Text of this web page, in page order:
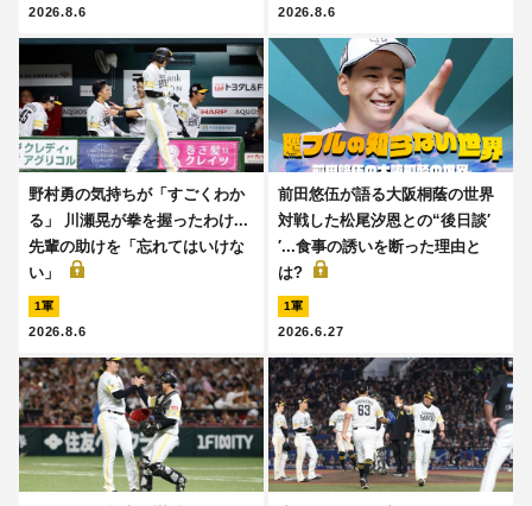
2026.8.6 2026.8.6
野村勇の気持ちが「すごくわか
る」 川瀬晃が拳を握ったわけ...
先輩の助けを「忘れてはいけな
い」
1軍
2026.8.6
前田悠伍が語る大阪桐蔭の世界
対戦した松尾汐恩との“後日談′
′...食事の誘いを断った理由と
は?
1軍
2026.6.27